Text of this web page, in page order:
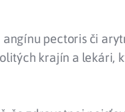
pectoris či
krajín a lekári,